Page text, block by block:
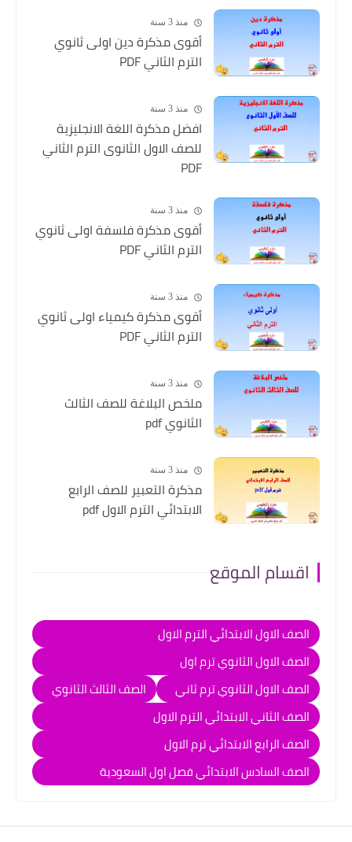
منذ 3 سنة
أقوى مذكرة دين اولى ثانوي
الترم الثاني PDF
منذ 3 سنة
افضل مذكرة اللغة الانجليزية
للصف الاول الثانوى الترم الثاني
PDF
منذ 3 سنة
أقوى مذكرة فلسفة اولى ثانوي
الترم الثاني PDF
منذ 3 سنة
أقوى مذكرة كيمياء اولى ثانوي
الترم الثاني PDF
منذ 3 سنة
ملخص البلاغة للصف الثالث
الثانوي pdf
منذ 3 سنة
مذكرة التعبير للصف الرابع
الابتدائي الترم الاول pdf
اقسام الموقع
الصف الاول الابتدائي الترم الاول
الصف الاول الثانوي ترم اول
الصف الاول الثانوي ترم ثاني
الصف الثالث الثانوي
الصف الثاني الابتدائي الترم الاول
الصف الرابع الابتدائي ترم الاول
الصف السادس الابتدائي فصل اول السعودية